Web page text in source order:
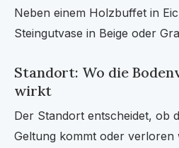
Neben einem Holzbuffet in
Steingutvase in Beige oder
Standort: Wo die
wirkt
Der Standort entscheidet, ob
Geltung kommt oder verloren